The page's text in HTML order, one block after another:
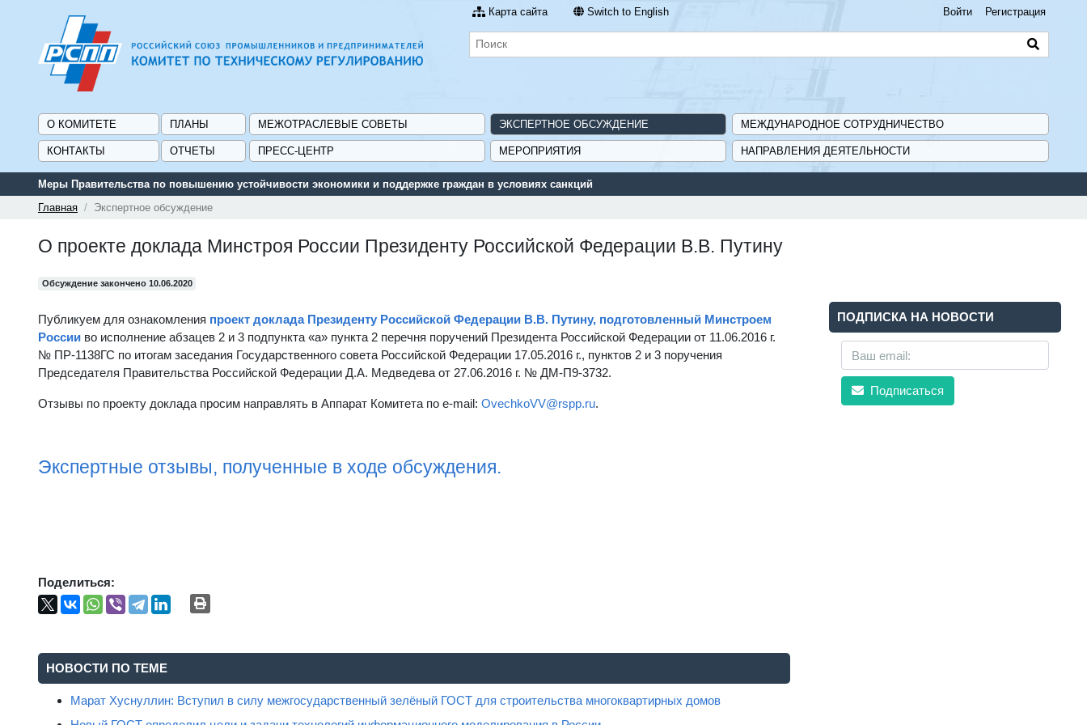
Карта сайта Switch to English Войти Регистрация
О КОМИТЕТЕ ПЛАНЫ МЕЖОТРАСЛЕВЫЕ СОВЕТЫ ЭКСПЕРТНОЕ ОБСУЖДЕНИЕ МЕЖДУНАРОДНОЕ СОТРУДНИЧЕСТВО
КОНТАКТЫ ОТЧЕТЫ ПРЕСС-ЦЕНТР МЕРОПРИЯТИЯ НАПРАВЛЕНИЯ ДЕЯТЕЛЬНОСТИ
Меры Правительства по повышению устойчивости экономики и поддержке граждан в условиях санкций
Главная
Экспертное обсуждение
О проекте доклада Минстроя России Президенту Российской Федерации В.В. Путину
Обсуждение закончено 10.06.2020
Публикуем для ознакомления проект доклада Президенту Российской Федерации В.В. Путину, подготовленный Минстроем
России во исполнение абзацев 2 и 3 подпункта «а» пункта 2 перечня поручений Президента Российской Федерации от 11.06.2016 г.
№ ПР-1138ГС по итогам заседания Государственного совета Российской Федерации 17.05.2016 г., пунктов 2 и 3 поручения
Председателя Правительства Российской Федерации Д.А. Медведева от 27.06.2016 г. № ДМ-П9-3732.
Отзывы по проекту доклада просим направлять в Аппарат Комитета по e-mail: OvechkoVV@rspp.ru.
Экспертные отзывы, полученные в ходе обсуждения.
Поделиться:
НОВОСТИ ПО ТЕМЕ
Марат Хуснуллин: Вступил в силу межгосударственный зелёный ГОСТ для строительства многоквартирных домов
ПОДПИСКА НА НОВОСТИ
Подписаться